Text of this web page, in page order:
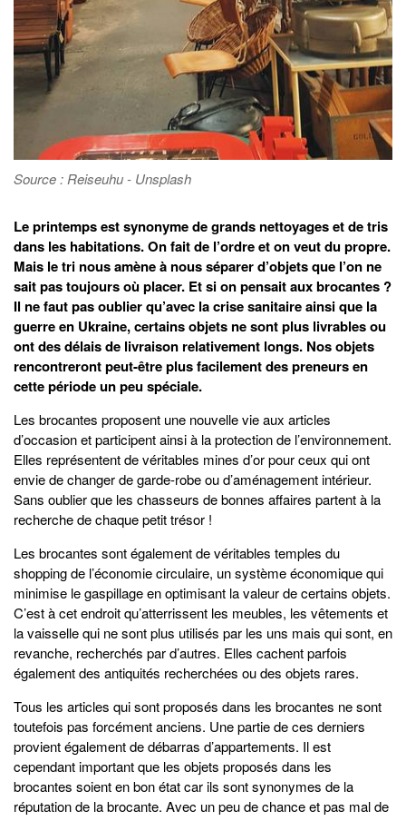
Source : Reiseuhu - Unsplash
Le printemps est synonyme de grands nettoyages et de tris
dans les habitations. On fait de l’ordre et on veut du propre.
Mais le tri nous amène à nous séparer d’objets que l’on ne
sait pas toujours où placer. Et si on pensait aux brocantes ?
Il ne faut pas oublier qu’avec la crise sanitaire ainsi que la
guerre en Ukraine, certains objets ne sont plus livrables ou
ont des délais de livraison relativement longs. Nos objets
rencontreront peut-être plus facilement des preneurs en
cette période un peu spéciale.
Les brocantes proposent une nouvelle vie aux articles
d’occasion et participent ainsi à la protection de l’environnement.
Elles représentent de véritables mines d’or pour ceux qui ont
envie de changer de garde-robe ou d’aménagement intérieur.
Sans oublier que les chasseurs de bonnes affaires partent à la
recherche de chaque petit trésor !
Les brocantes sont également de véritables temples du
shopping de l’économie circulaire, un système économique qui
minimise le gaspillage en optimisant la valeur de certains objets.
C’est à cet endroit qu’atterrissent les meubles, les vêtements et
la vaisselle qui ne sont plus utilisés par les uns mais qui sont, en
revanche, recherchés par d’autres. Elles cachent parfois
également des antiquités recherchées ou des objets rares.
Tous les articles qui sont proposés dans les brocantes ne sont
toutefois pas forcément anciens. Une partie de ces derniers
provient également de débarras d’appartements. Il est
cependant important que les objets proposés dans les
brocantes soient en bon état car ils sont synonymes de la
réputation de la brocante. Avec un peu de chance et pas mal de